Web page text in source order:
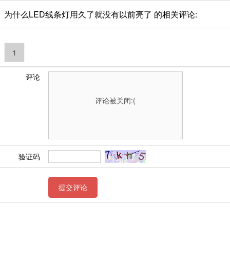
为什么LED线条灯用久了就没有以前亮了 的相关评论:
1
评论
验证码